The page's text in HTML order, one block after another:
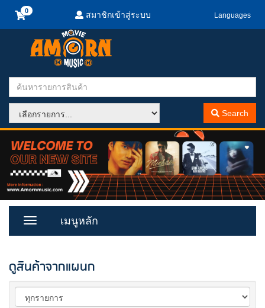
สมาชิกเข้าสู่ระบบ Languages
Search
Toggle
เมนูหลัก
ดูสินค้าจากแผนก